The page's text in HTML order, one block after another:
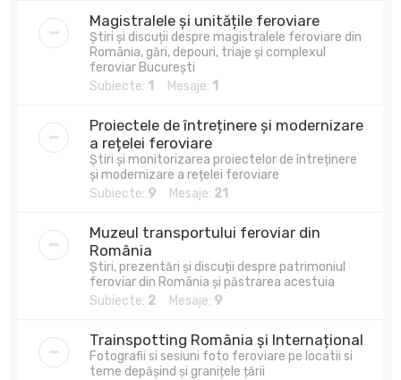
Magistralele și unitățile feroviare
Știri și discuții despre magistralele feroviare din
România, gări, depouri, triaje și complexul
feroviar București
Subiecte: 1 Mesaje: 1
Proiectele de întreținere și modernizare
a rețelei feroviare
Știri și monitorizarea proiectelor de întreținere
și modernizare a rețelei feroviare
Subiecte: 9 Mesaje: 21
Muzeul transportului feroviar din
România
Știri, prezentări și discuții despre patrimoniul
feroviar din România și păstrarea acestuia
Subiecte: 2 Mesaje: 9
Trainspotting România și Internațional
Fotografii si sesiuni foto feroviare pe locatii si
teme depășind și granițele țării